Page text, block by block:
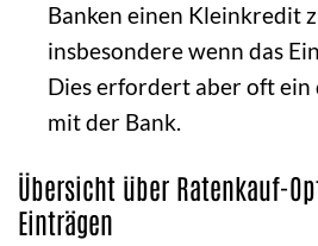
Banken einen Kleinkredit
insbesondere wenn das
Dies erfordert aber oft ein
mit der Bank.
Übersicht über Ratenkauf-
Einträgen